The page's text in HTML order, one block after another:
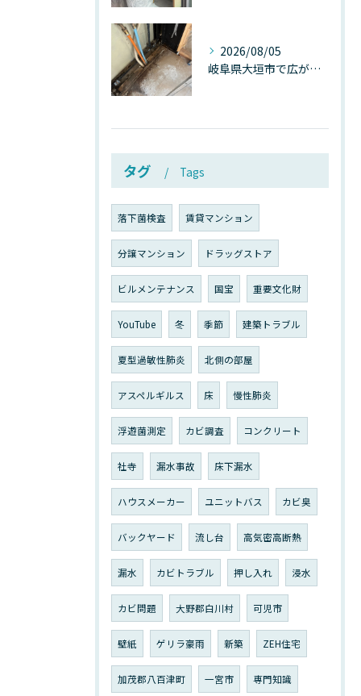
2026/08/05
岐阜県大垣市で広がる“深層カビ汚染”──なぜ除カビが必要なのか、建物内部で起きている見えない危機
タグ Tags
落下菌検査 賃貸マンション
分譲マンション ドラッグストア
ビルメンテナンス 国宝 重要文化財
YouTube 冬 季節 建築トラブル
夏型過敏性肺炎 北側の部屋
アスペルギルス 床 慢性肺炎
浮遊菌測定 カビ調査 コンクリート
社寺 漏水事故 床下漏水
ハウスメーカー ユニットバス カビ臭
バックヤード 流し台 高気密高断熱
漏水 カビトラブル 押し入れ 浸水
カビ問題 大野郡白川村 可児市
壁紙 ゲリラ豪雨 新築 ZEH住宅
加茂郡八百津町 一宮市 専門知識